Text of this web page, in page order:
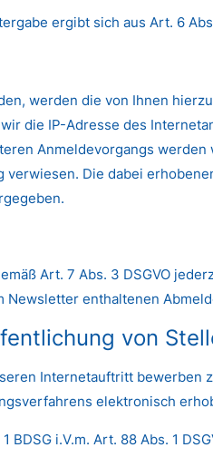
ergibt sich aus Art. 6
werden die von Ihnen
die IP-Adresse des
Anmeldevorgangs
Die dabei
Art. 7 Abs. 3 DSGVO
enthaltenen
von
Internetauftritt
elektronisch
i.V.m. Art. 88 Abs. 1